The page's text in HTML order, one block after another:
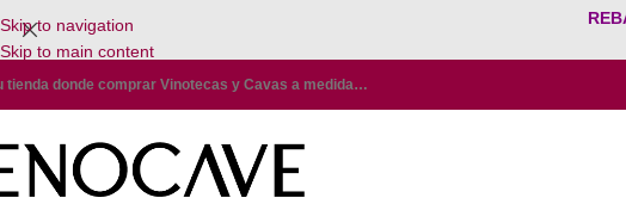
Skip to navigation
Skip to main content
tienda donde comprar Vinotecas y Cavas a medida…